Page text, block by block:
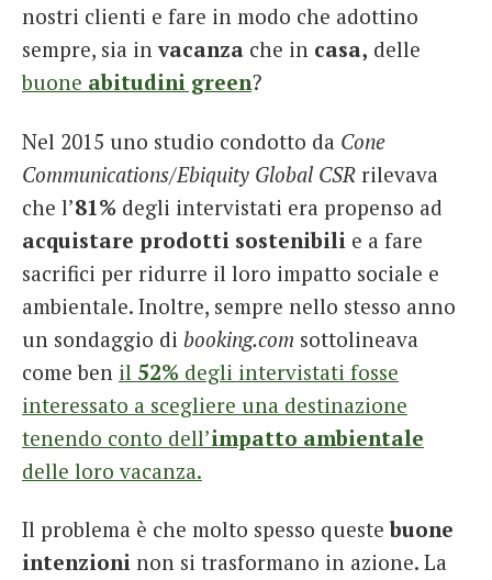
nostri clienti e fare in modo che adottino
sempre, sia invacanza che in casa, delle
buone abitudini green?
Nel 2015 uno studio condotto da Cone
Communications/Ebiquity Global CSR rilevava
che l’81% degli intervistati era propenso ad
acquistare prodotti sostenibili e a fare
sacrifici per ridurre il loro impatto sociale e
ambientale. Inoltre, sempre nello stesso anno
un sondaggio di booking.com sottolineava
come ben il 52% degli intervistati fosse
interessato a scegliere una destinazione
tenendo conto dell’impatto ambientale
delle loro vacanza.
Il problema è che molto spesso questebuone
intenzioni non si trasformano in azione. La